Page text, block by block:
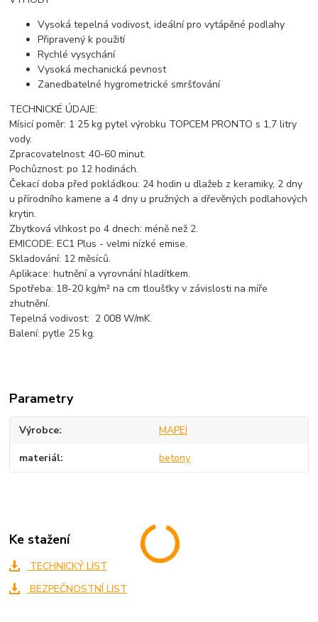
Vysoká tepelná vodivost, ideální pro vytápěné podlahy
Připravený k použití
Rychlé vysychání
Vysoká mechanická pevnost
Zanedbatelné hygrometrické smršťování
TECHNICKÉ ÚDAJE:
Mísicí poměr: 1 25 kg pytel výrobku TOPCEM PRONTO s 1,7 litry
vody.
Zpracovatelnost: 40-60 minut.
Pochůznost: po 12 hodinách.
Čekací doba před pokládkou: 24 hodin u dlažeb z keramiky, 2 dny
u přírodního kamene a 4 dny u pružných a dřevěných podlahových
krytin.
Zbytková vlhkost po 4 dnech: méně než 2.
EMICODE: EC1 Plus - velmi nízké emise.
Skladování: 12 měsíců.
Aplikace: hutnění a vyrovnání hladítkem.
Spotřeba: 18-20 kg/m² na cm tloušťky v závislosti na míře
zhutnění.
Tepelná vodivost: 2 008 W/mK.
Balení: pytle 25 kg.
Parametry
Výrobce MAPEI
materiál betony
Ke stažení
TECHNICKÝ LIST
BEZPEČNOSTNÍ LIST